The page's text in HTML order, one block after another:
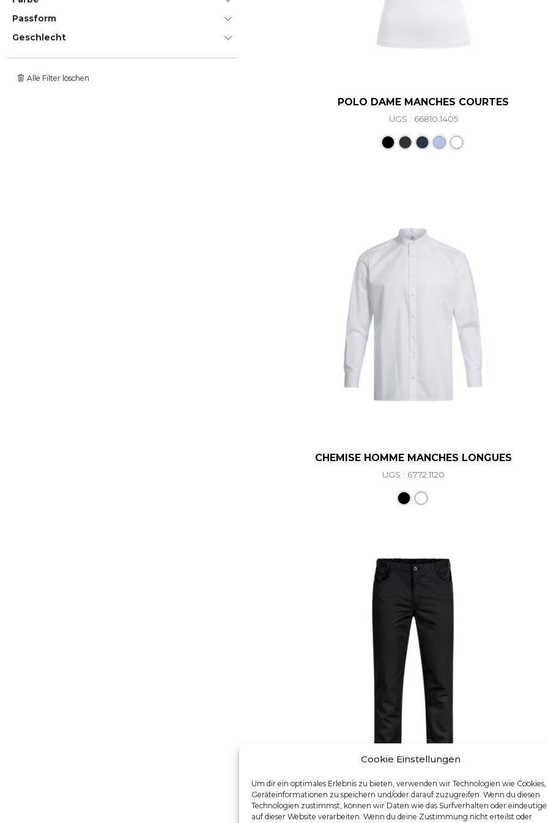
Cookie Einstellungen
Um dir ein optimales Erlebnis zu bieten, verwenden wir Technologien wie
Geräteinformationen zu speichern und/oder darauf zuzugreifen. Wenn du diesen
Technologien zustimmst, können wir Daten wie das Surfverhalten oder eindeutige
auf dieser Website verarbeiten. Wenn du deine Zustimmung nicht erteilst oder
Passform
Geschlecht
Alle Filter löschen
POLO DAME MANCHES COURTES
UGS : 66810.1405
CHEMISE HOMME MANCHES LONGUES
UGS : 6772.1120
PANTALON DE CUISINIER HOMME